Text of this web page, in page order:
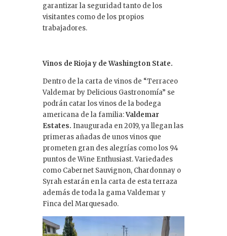
garantizar la seguridad tanto de los
visitantes como de los propios
trabajadores.
Vinos de Rioja y de Washington State.
Dentro de la carta de vinos de “Terraceo
Valdemar by Delicious Gastronomía” se
podrán catar los vinos de la bodega
americana de la familia:Valdemar
Estates. Inaugurada en 2019, ya llegan las
primeras añadas de unos vinos que
prometen gran des alegrías como los 94
puntos de Wine Enthusiast. Variedades
como Cabernet Sauvignon, Chardonnay o
Syrah estarán en la carta de esta terraza
además de toda la gama Valdemar y
Finca del Marquesado.